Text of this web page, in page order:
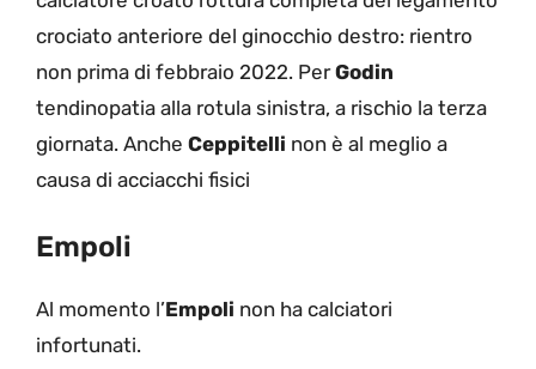
crociato anteriore del ginocchio destro: rientro
non prima di febbraio 2022. PerGodin
tendinopatia alla rotula sinistra, a rischio la terza
giornata. Anche Ceppitelli non è al meglio a
causa di acciacchi fisici
Empoli
Al momento l’Empoli non ha calciatori
infortunati.